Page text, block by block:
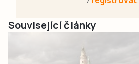
Související články